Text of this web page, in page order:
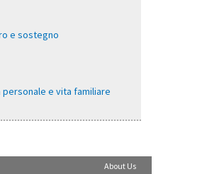
e sostegno
e vita familiare
About Us